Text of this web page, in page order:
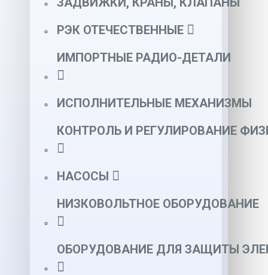
РЭК ОТЕЧЕСТВЕННЫЕ
ИМПОРТНЫЕ РАДИО-ДЕТАЛИ
ИСПОЛНИТЕЛЬНЫЕ МЕХАНИЗМЫ
КОНТРОЛЬ И РЕГУЛИРОВАНИЕ
НАСОСЫ
НИЗКОВОЛЬТНОЕ ОБОРУДОВАНИЕ
ОБОРУДОВАНИЕ ДЛЯ ЗАЩИТЫ